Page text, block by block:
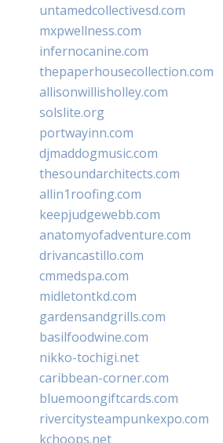
untamedcollectivesd.com
mxpwellness.com
infernocanine.com
thepaperhousecollection.com
allisonwillisholley.com
solslite.org
portwayinn.com
djmaddogmusic.com
thesoundarchitects.com
allin1roofing.com
keepjudgewebb.com
anatomyofadventure.com
drivancastillo.com
cmmedspa.com
midletontkd.com
gardensandgrills.com
basilfoodwine.com
nikko-tochigi.net
caribbean-corner.com
bluemoongiftcards.com
rivercitysteampunkexpo.com
kchoops.net